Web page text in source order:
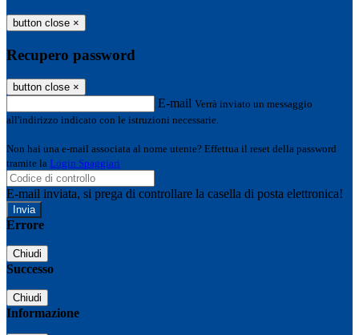
button close ×
Recupero password
button close ×
E-mail Verrà inviato un messaggio
all'indirizzo indicato con le istruzioni necessarie.
Non hai una e-mail associata al nome utente? Effettua il reset della password
tramite la Login Spaggiari
E-mail inviata, si prega di controllare la casella di posta elettronica!
Errore
Chiudi
Successo
Chiudi
Informazione